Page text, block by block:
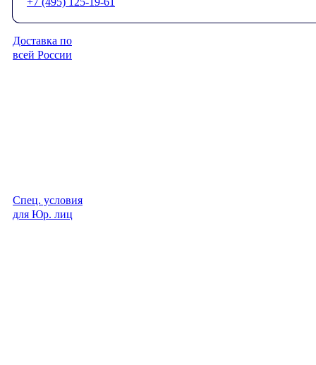
Доставка по
всей России
Спец. условия
для Юр. лиц